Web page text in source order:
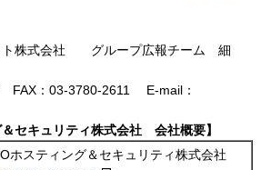
ト株式会社 グループ広報チーム 細
FAX：03-3780-2611 E-mail：
＆セキュリティ株式会社 会社概要】
ホスティング＆セキュリティ株式会社